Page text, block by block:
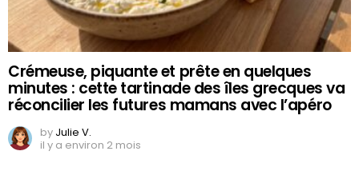
Crémeuse, piquante et prête en quelques
minutes : cette tartinade des îles grecques va
réconcilier les futures mamans avec l’apéro
by Julie V.
il y a environ 2 mois